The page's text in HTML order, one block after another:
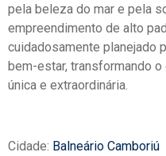
pela beleza do mar e pela
empreendimento de alto
cuidadosamente planejado
bem-estar, transformando
única e extraordinária.
Cidade: Balneário Camboriú